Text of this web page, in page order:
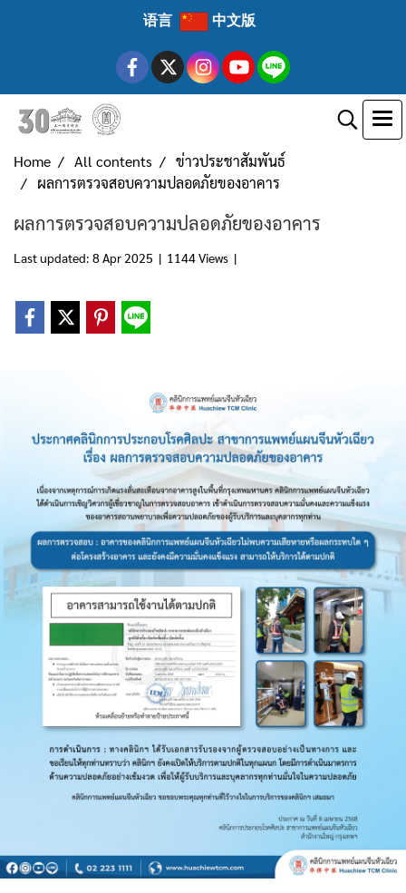
语言 中文版
Home All contents
ข่าวประชาสัมพันธ์
ผลการตรวจสอบความปลอดภัยของอาคาร
ผลการตรวจสอบความปลอดภัยของอาคาร
Last updated: 8 Apr 2025 | 1144 Views |